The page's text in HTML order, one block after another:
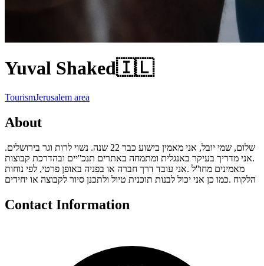
Yuval Shaked🇮🇱
TourismJerusalem area
About
.שלום, שמי יובל, אני מאמין בישוע כבר 22 שנה. נשוי לרות וגר בירושלים
.אני מדריך בעיקר באנגלית ומתמחה באתרים תנכ''יים ובהדרכת קבוצות
מאמינים מחו''ל .אני עובד דרך חברה או בפניה באופן פרטי, לפי נוחות
הלקוח .כמו כן אני יכול לבנות תוכנית טיול ולתכנן סיור לקבוצה או יחידים
Contact Information